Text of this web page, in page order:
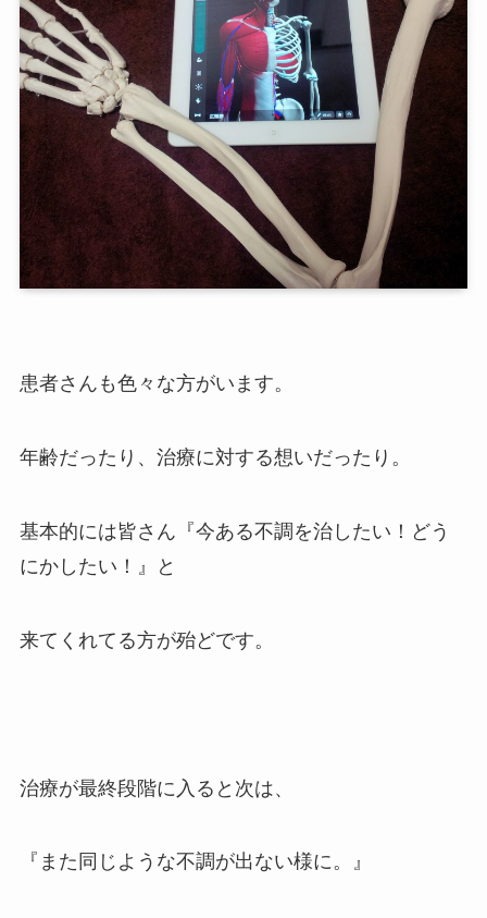
患者さんも色々な方がいます。
年齢だったり、治療に対する想いだったり。
基本的には皆さん『今ある不調を治したい！どう
にかしたい！』と
来てくれてる方が殆どです。
治療が最終段階に入ると次は、
『また同じような不調が出ない様に。』